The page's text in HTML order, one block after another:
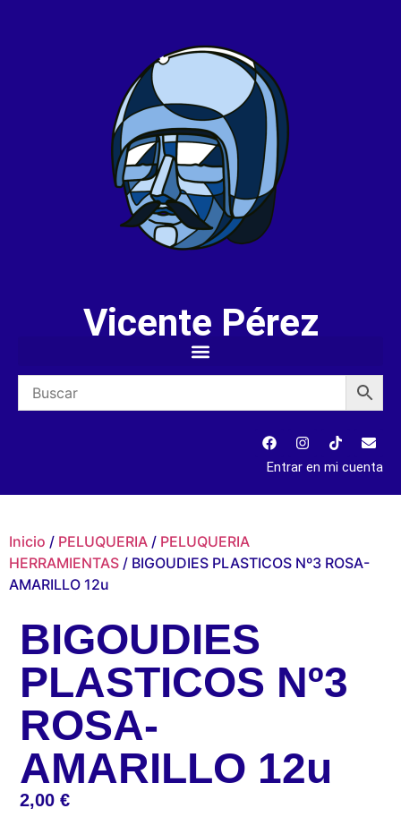
Vicente Pérez
Entrar en mi cuenta
Inicio / PELUQUERIA / PELUQUERIA
HERRAMIENTAS / BIGOUDIES PLASTICOS Nº3 ROSA-
AMARILLO 12u
BIGOUDIES
PLASTICOS Nº3
ROSA-
AMARILLO 12u
2,00€